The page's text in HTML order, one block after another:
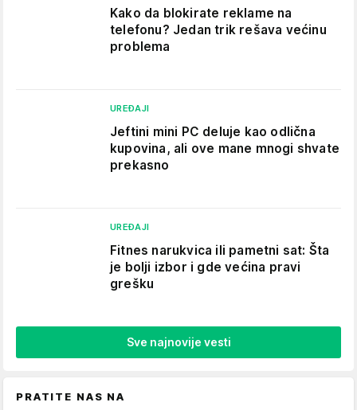
Kako da blokirate reklame na
telefonu​? Jedan trik rešava većinu
problema
UREĐAJI
Jeftini mini PC deluje kao odlična
kupovina, ali ove mane mnogi shvate
prekasno
UREĐAJI
Fitnes narukvica ili pametni sat: Šta
je bolji izbor i gde većina pravi
grešku
Sve najnovije vesti
PRATITE NAS NA